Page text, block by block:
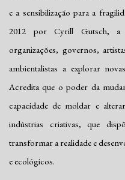
e a sensibilização para a
2012 por Cyrill Gutsch, a
organizações, governos,
ambientalistas a explorar
Acredita que o poder da
capacidade de moldar e
indústrias criativas, que
transformar a realidade e
e ecológicos.